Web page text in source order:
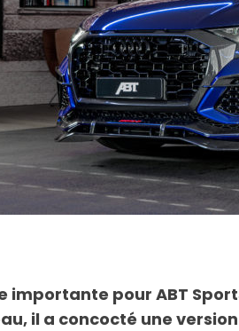
importante pour ABT
il a concocté une